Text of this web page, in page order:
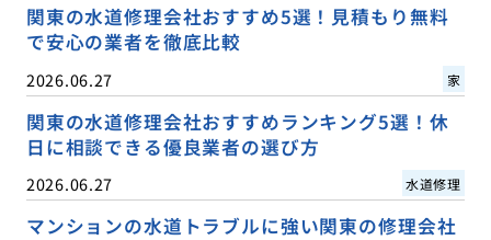
関東の水道修理会社おすすめ5選！見積もり無料
で安心の業者を徹底比較
2026.06.27 家
関東の水道修理会社おすすめランキング5選！休
日に相談できる優良業者の選び方
2026.06.27 水道修理
マンションの水道トラブルに強い関東の修理会社